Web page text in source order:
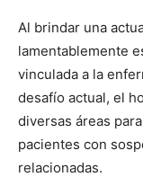
Al brindar una
lamentablemente
vinculada a la
desafío actual, el
diversas áreas
pacientes con
relacionadas.